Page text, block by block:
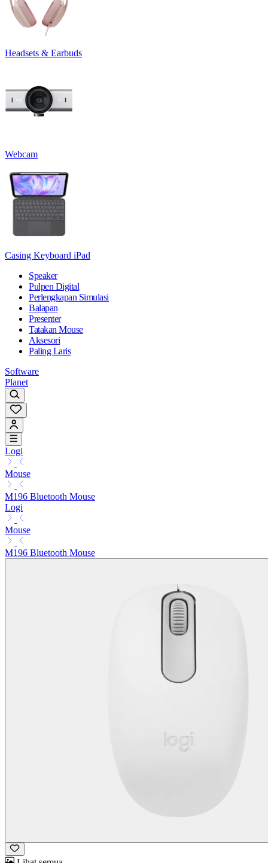
Headsets & Earbuds
Webcam
Casing Keyboard iPad
Speaker
Pulpen Digital
Perlengkapan Simulasi
Balapan
Presenter
Tatakan Mouse
Aksesori
Paling Laris
Software
Planet
Logi
Mouse
M196 Bluetooth Mouse
Logi
Mouse
M196 Bluetooth Mouse